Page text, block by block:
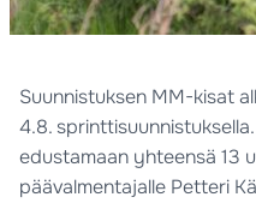
Suunnistuksen MM-kisat
4.8.
edustamaan yhteensä 13
päävalmentajalle Petteri